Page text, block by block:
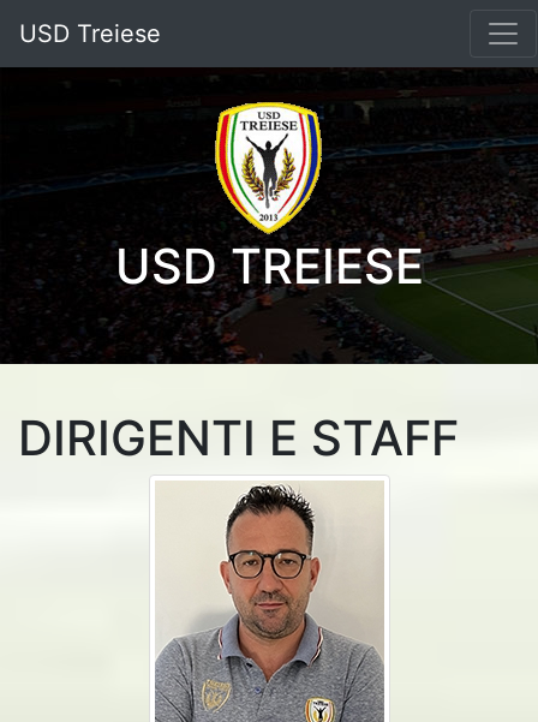
USD Treiese
USD TREIESE
DIRIGENTI E STAFF